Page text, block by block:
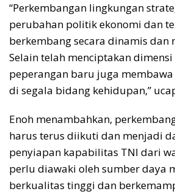
“Perkembangan lingkungan
perubahan politik ekonomi dan
berkembang secara dinamis dan
Selain telah menciptakan
peperangan baru juga
di segala bidang kehidupan,”
Enoh menambahkan,
harus terus diikuti dan menjadi
penyiapan kapabilitas TNI dari
perlu diawaki oleh sumber daya
berkualitas tinggi dan